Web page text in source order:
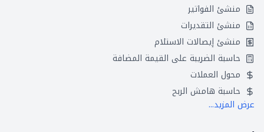
منشئ الفواتير
منشئ التقديرات
منشئ إيصالات الاستلام
حاسبة الضريبة على القيمة المضافة
محول العملات
حاسبة هامش الربح
عرض المزيد...